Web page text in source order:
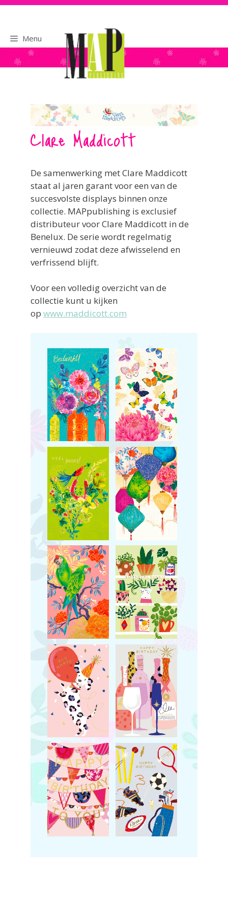
naar
Menu
Clare Maddicott
De samenwerking met Clare Maddicott
staat al jaren garant voor een van de
succesvolste displays binnen onze
collectie. MAPpublishing is exclusief
distributeur voor Clare Maddicott in de
Benelux. De serie wordt regelmatig
vernieuwd zodat deze afwisselend en
verfrissend blijft.
Voor een volledig overzicht van de
collectie kunt u kijken
op www.maddicott.com